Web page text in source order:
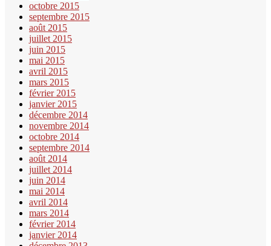
octobre 2015
septembre 2015
août 2015
juillet 2015
juin 2015
mai 2015
avril 2015
mars 2015
février 2015
janvier 2015
décembre 2014
novembre 2014
octobre 2014
septembre 2014
août 2014
juillet 2014
juin 2014
mai 2014
avril 2014
mars 2014
février 2014
janvier 2014